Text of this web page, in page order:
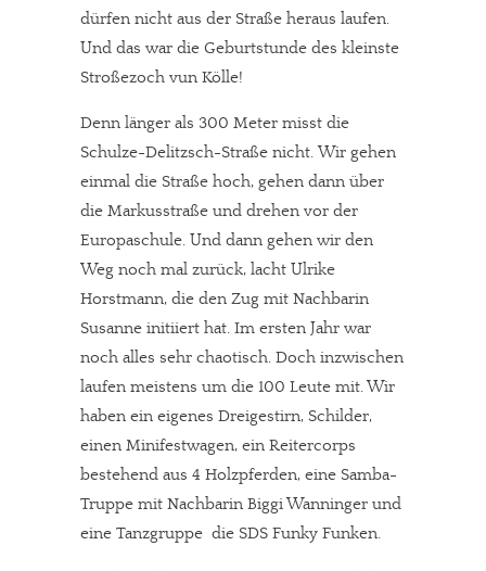
dürfen nicht aus der Straße heraus laufen.
Und das war die Geburtstunde des kleinste
Stroßezoch vun Kölle!
Denn länger als 300 Meter misst die
Schulze-Delitzsch-Straße nicht. Wir gehen
einmal die Straße hoch, gehen dann über
die Markusstraße und drehen vor der
Europaschule. Und dann gehen wir den
Weg noch mal zurück, lacht Ulrike
Horstmann, die den Zug mit Nachbarin
Susanne initiiert hat. Im ersten Jahr war
noch alles sehr chaotisch. Doch inzwischen
laufen meistens um die 100 Leute mit. Wir
haben ein eigenes Dreigestirn, Schilder,
einen Minifestwagen, ein Reitercorps
bestehend aus 4 Holzpferden, eine Samba-
Truppe mit Nachbarin Biggi Wanninger und
eine Tanzgruppe  die SDS Funky Funken.